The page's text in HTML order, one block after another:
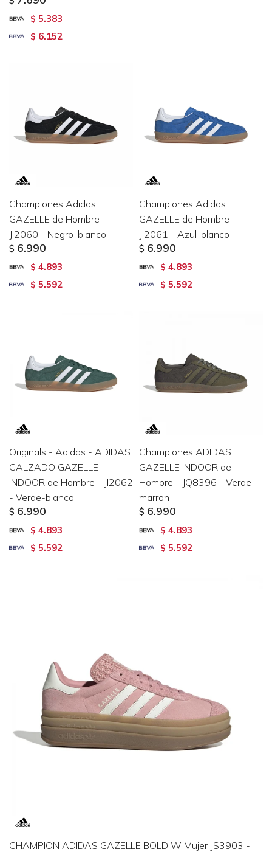
$ 5.383
$ 6.152
Championes Adidas
GAZELLE de Hombre -
JI2060 - Negro-blanco
$ 6.990
$ 4.893
$ 5.592
Championes Adidas
GAZELLE de Hombre -
JI2061 - Azul-blanco
$ 6.990
$ 4.893
$ 5.592
Originals - Adidas - ADIDAS
CALZADO GAZELLE
INDOOR de Hombre - JI2062
- Verde-blanco
$ 6.990
$ 4.893
$ 5.592
Championes ADIDAS
GAZELLE INDOOR de
Hombre - JQ8396 - Verde-
marron
$ 6.990
$ 4.893
$ 5.592
CHAMPION ADIDAS GAZELLE BOLD W Mujer JS3903 -